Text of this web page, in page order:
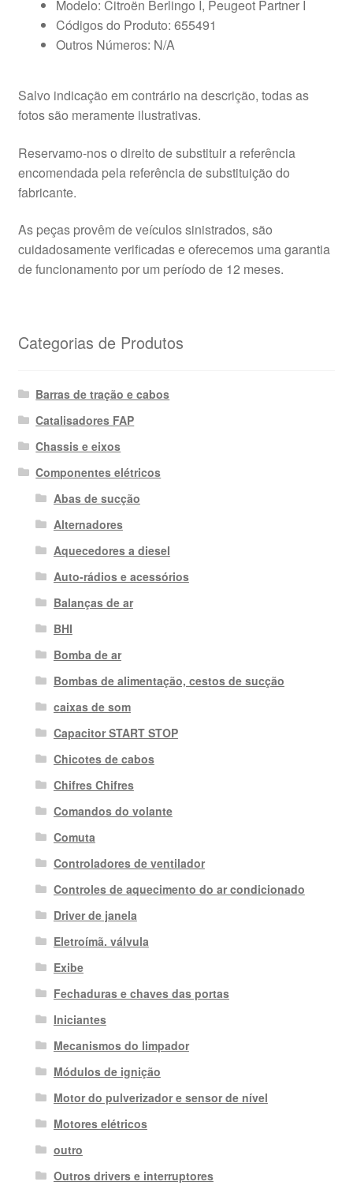
Modelo: Citroën Berlingo I, Peugeot Partner I
Códigos do Produto: 655491
Outros Números: N/A
Salvo indicação em contrário na descrição, todas as
fotos são meramente ilustrativas.
Reservamo-nos o direito de substituir a referência
encomendada pela referência de substituição do
fabricante.
As peças provêm de veículos sinistrados, são
cuidadosamente verificadas e oferecemos uma garantia
de funcionamento por um período de 12 meses.
Categorias de Produtos
Barras de tração e cabos
Catalisadores FAP
Chassis e eixos
Componentes elétricos
Abas de sucção
Alternadores
Aquecedores a diesel
Auto-rádios e acessórios
Balanças de ar
BHI
Bomba de ar
Bombas de alimentação, cestos de sucção
caixas de som
Capacitor START STOP
Chicotes de cabos
Chifres Chifres
Comandos do volante
Comuta
Controladores de ventilador
Controles de aquecimento do ar condicionado
Driver de janela
Eletroímã. válvula
Exibe
Fechaduras e chaves das portas
Iniciantes
Mecanismos do limpador
Módulos de ignição
Motor do pulverizador e sensor de nível
Motores elétricos
outro
Outros drivers e interruptores